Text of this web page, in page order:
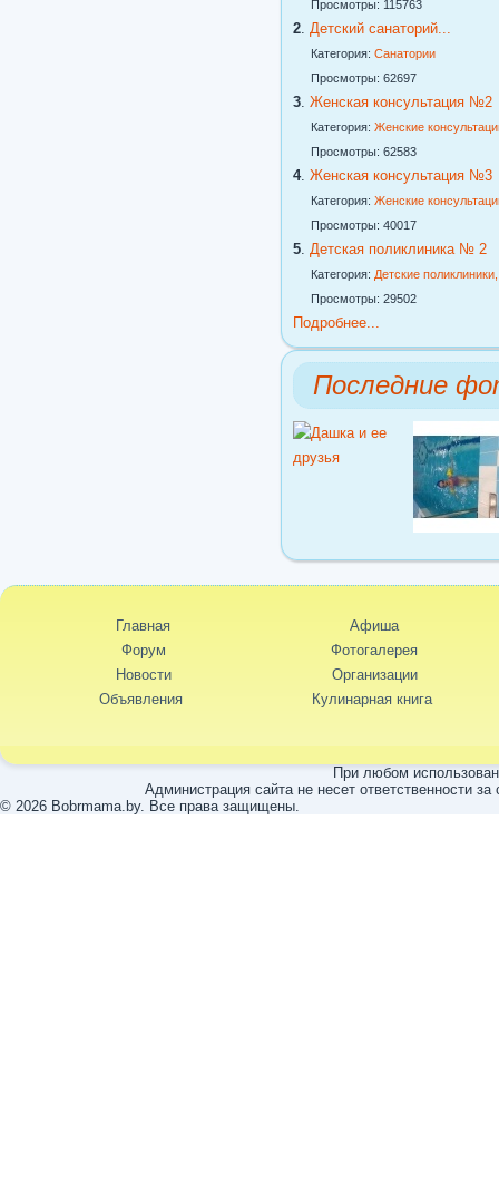
Просмотры: 115763
2 Детский санаторий...
Категория: Санатории
Просмотры: 62697
3 Женская консультация №2
Категория: Женские
Просмотры: 62583
4. Женская консультация №3
Категория: Женские
Просмотры: 40017
5 Детская поликлиника № 2
Категория: Детские
Просмотры: 29502
Подробнее...
Последние
Главная
Форум
Новости
Объявления
Афиша
Фотогалерея
Организации
Кулинарная книга
При любом
Администрация сайта не несет ответственности
© 2026 Bobrmama.by. Все права защищены.